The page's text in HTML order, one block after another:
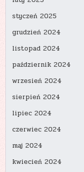
styczeń 2025
grudzień 2024
listopad 2024
październik 2024
wrzesień 2024
sierpień 2024
lipiec 2024
czerwiec 2024
maj 2024
kwiecień 2024